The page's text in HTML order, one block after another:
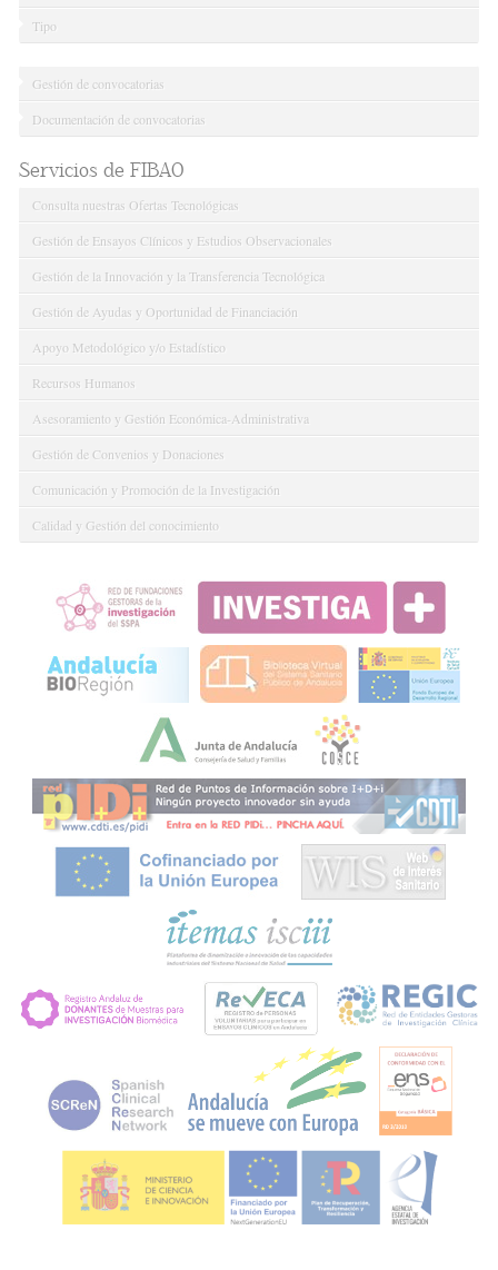
Tipo
Gestión de convocatorias
Documentación de convocatorias
Servicios de FIBAO
Consulta nuestras Ofertas Tecnológicas
Gestión de Ensayos Clínicos y Estudios Observacionales
Gestión de la Innovación y la Transferencia Tecnológica
Gestión de Ayudas y Oportunidad de Financiación
Apoyo Metodológico y/o Estadístico
Recursos Humanos
Asesoramiento y Gestión Económica-Administrativa
Gestión de Convenios y Donaciones
Comunicación y Promoción de la Investigación
Calidad y Gestión del conocimiento